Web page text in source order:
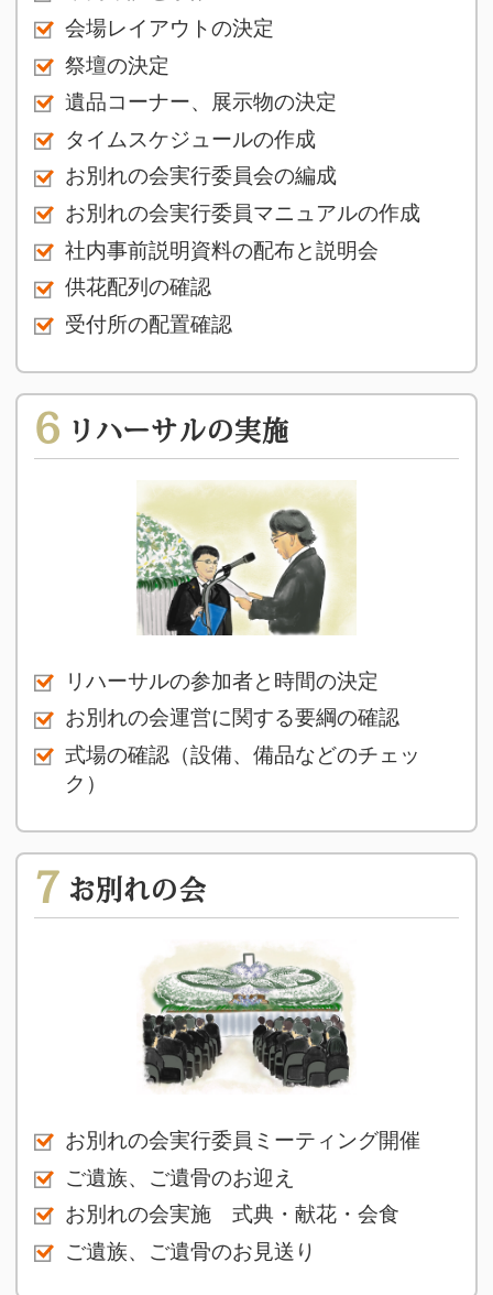
会場レイアウトの決定
祭壇の決定
遺品コーナー、展示物の決定
タイムスケジュールの作成
お別れの会実行委員会の編成
お別れの会実行委員マニュアルの作成
社内事前説明資料の配布と説明会
供花配列の確認
受付所の配置確認
6 リハーサルの実施
リハーサルの参加者と時間の決定
お別れの会運営に関する要綱の確認
式場の確認（設備、備品などのチェッ
ク）
7 お別れの会
お別れの会実行委員ミーティング開催
ご遺族、ご遺骨のお迎え
お別れの会実施 式典・献花・会食
ご遺族、ご遺骨のお見送り